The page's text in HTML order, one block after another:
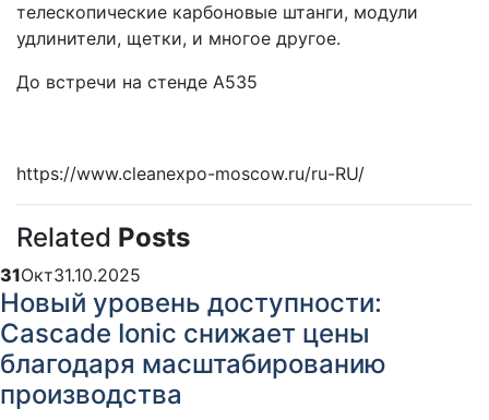
телескопические карбоновые штанги, модули
удлинители, щетки, и многое другое.
До встречи на стенде А535
https://www.cleanexpo-moscow.ru/ru-RU/
Related Posts
31Окт31.10.2025
Новый уровень доступности:
Cascade Ionic снижает цены
благодаря масштабированию
производства